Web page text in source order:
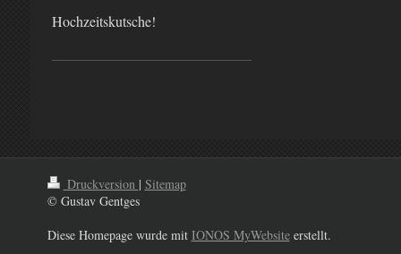
Hochzeitskutsche!
Druckversion | Sitemap
© Gustav Gentges
Diese Homepage wurde mit IONOS MyWebsiteerstellt.